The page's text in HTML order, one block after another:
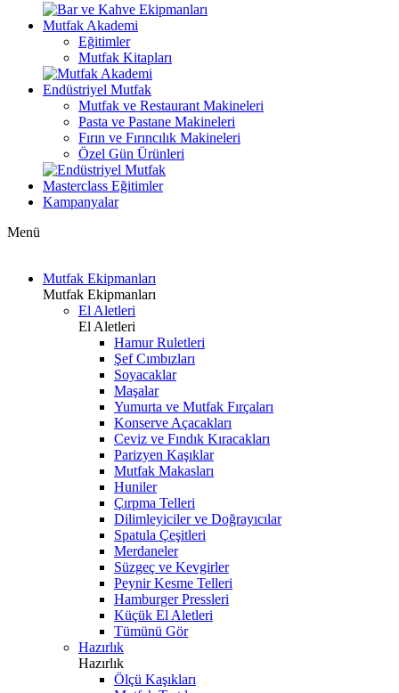
Mutfak Akademi
Eğitimler
Mutfak Kitapları
Endüstriyel Mutfak
Mutfak ve Restaurant Makineleri
Pasta ve Pastane Makineleri
Fırın ve Fırıncılık Makineleri
Özel Gün Ürünleri
Masterclass Eğitimler
Kampanyalar
Menü
Mutfak Ekipmanları
Mutfak Ekipmanları
El Aletleri
El Aletleri
Hamur Ruletleri
Şef Cımbızları
Soyacaklar
Maşalar
Yumurta ve Mutfak Fırçaları
Konserve Açacakları
Ceviz ve Fındık Kıracakları
Parizyen Kaşıklar
Mutfak Makasları
Huniler
Çırpma Telleri
Dilimleyiciler ve Doğrayıcılar
Spatula Çeşitleri
Merdaneler
Süzgeç ve Kevgirler
Peynir Kesme Telleri
Hamburger Pressleri
Küçük El Aletleri
Tümünü Gör
Hazırlık
Hazırlık
Ölçü Kaşıkları